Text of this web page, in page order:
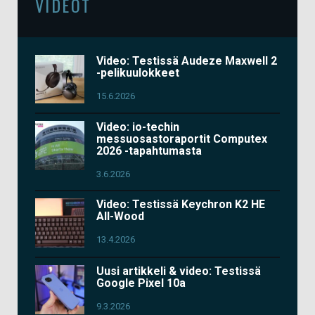
Video: Testissä Audeze Maxwell 2
-pelikuulokkeet
15.6.2026
Video: io-techin
messuosastoraportit Computex
2026 -tapahtumasta
3.6.2026
Video: Testissä Keychron K2 HE
All-Wood
13.4.2026
Uusi artikkeli & video: Testissä
Google Pixel 10a
9.3.2026